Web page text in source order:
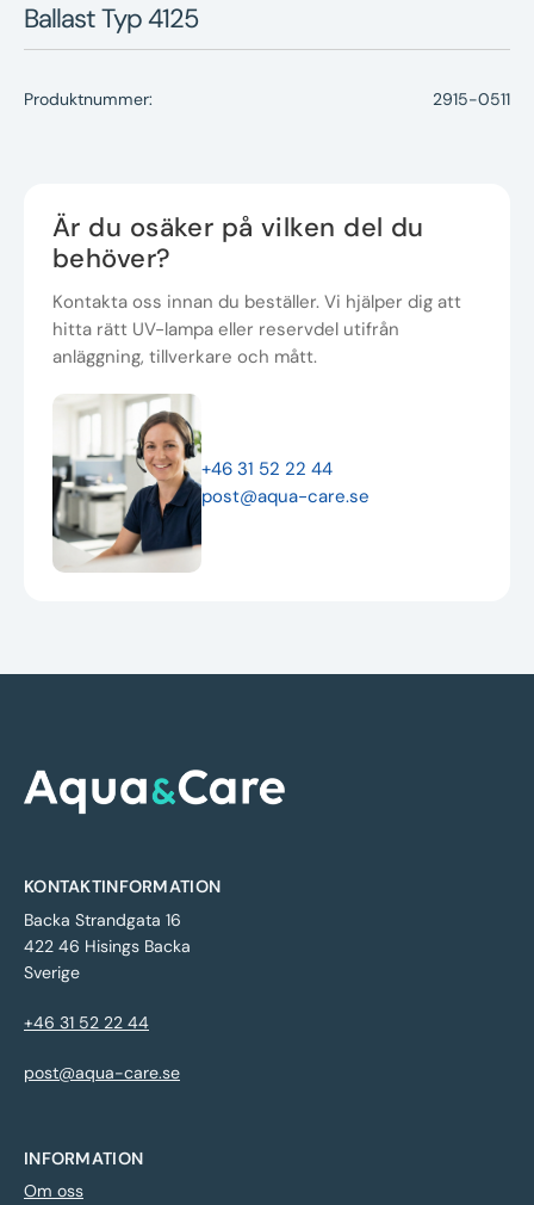
Ballast Typ 4125
Produktnummer: 2915-0511
Är du osäker på vilken del du
behöver?
Kontakta oss innan du beställer. Vi hjälper dig att
hitta rätt UV-lampa eller reservdel utifrån
anläggning, tillverkare och mått.
+46 31 52 22 44
post@aqua-care.se
KONTAKTINFORMATION
Backa Strandgata 16
422 46 Hisings Backa
Sverige
+46 31 52 22 44
post@aqua-care.se
INFORMATION
Om oss